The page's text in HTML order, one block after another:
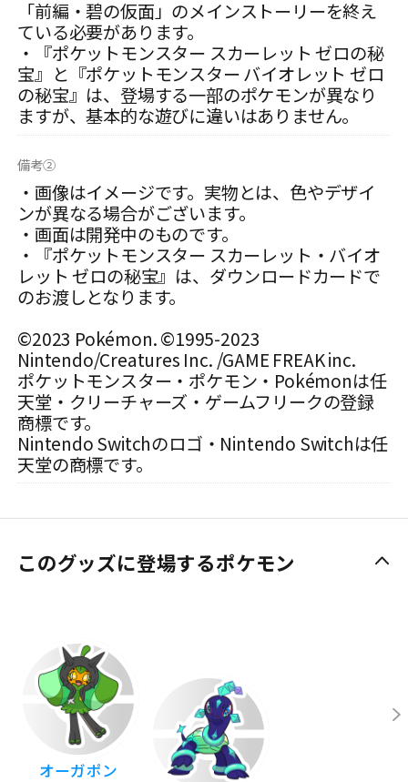
「前編・碧の仮面」のメインストーリーを終え
ている必要があります。
・『ポケットモンスター スカーレット ゼロの秘
宝』と『ポケットモンスター バイオレット ゼロ
の秘宝』は、登場する一部のポケモンが異なり
ますが、基本的な遊びに違いはありません。
備考②
・画像はイメージです。実物とは、色やデザイ
ンが異なる場合がございます。
・画面は開発中のものです。
・『ポケットモンスター スカーレット・バイオ
レット ゼロの秘宝』は、ダウンロードカードで
のお渡しとなります。
©2023 Pokémon. ©1995-2023
Nintendo/Creatures Inc. /GAME FREAK inc.
ポケットモンスター・ポケモン・Pokémonは任
天堂・クリーチャーズ・ゲームフリークの登録
商標です。
Nintendo Switchのロゴ・Nintendo Switchは任
天堂の商標です。
このグッズに登場するポケモン
オーガポン